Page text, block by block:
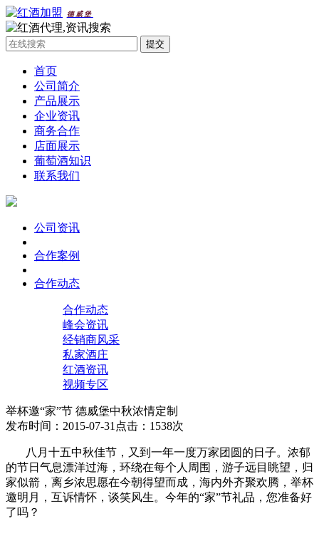
德威堡
首页
公司简介
产品展示
企业资讯
商务合作
店面展示
葡萄酒知识
联系我们
公司资讯
合作案例
合作动态
合作动态
峰会资讯
经销商风采
私家酒庄
红酒资讯
视频专区
举杯邀“家”节 德威堡中秋浓情定制
发布时间：2015-07-31 点击：1538次
八月十五中秋佳节，又到一年一度万家团圆的日子。浓郁
的节日气息漂洋过海，环绕在每个人周围，游子远目眺望，归
家似箭，离乡浓思愿在今朝得望而成，海内外齐聚欢腾，举杯
邀明月，互诉情怀，谈笑风生。今年的“家”节礼品，您准备好
了吗？